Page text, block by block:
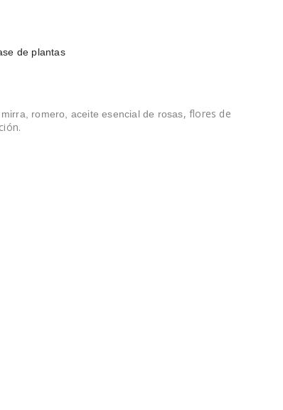
de plantas
romero, aceite esencial de rosas, flores de